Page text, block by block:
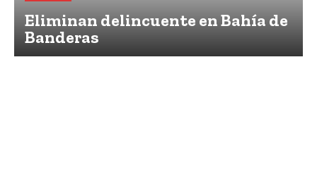
Eliminan delincuente en Bahía de
Banderas